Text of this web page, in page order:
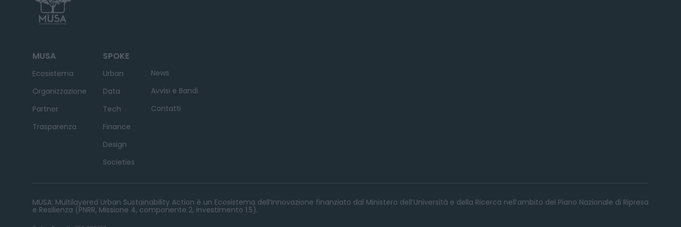
MUSA
Ecosistema
Organizzazione
Partner
Trasparenza
SPOKE
Urban
Data
Tech
Finance
Design
Societies
News
Avvisi e Bandi
Contatti
MUSA: Multilayered Urban Sustainability Action è un Ecosistema dell’Innovazione finanziato dal Ministero dell’Università e della Ricerca nell’ambito del Piano Nazionale di Ripresa
e Resilienza (PNRR, Missione 4, componente 2, investimento 1.5).